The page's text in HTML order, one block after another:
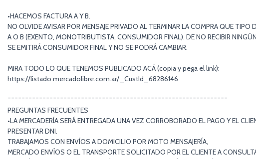
•HACEMOS FACTURA A Y B.
NO OLVIDE AVISAR POR MENSAJE PRIVADO AL TERMINAR LA COMPRA QUE TIPO
A O B (EXENTO, MONOTRIBUTISTA, CONSUMIDOR FINAL). DE NO RECIBIR
SE EMITIRÁ CONSUMIDOR FINAL Y NO SE PODRÁ CAMBIAR.
MIRA TODO LO QUE TENEMOS PUBLICADO ACÁ (copia y pega el link):
https://listado.mercadolibre.com.ar/_CustId_68286146
¯¯¯¯¯¯¯¯¯¯¯¯¯¯¯¯¯¯¯¯¯¯¯¯¯¯¯¯¯¯¯¯¯¯¯¯¯¯¯¯¯¯¯¯¯¯¯¯¯¯¯¯¯¯¯¯¯¯¯¯¯¯¯
PREGUNTAS FRECUENTES
•LA MERCADERÍA SERÁ ENTREGADA UNA VEZ CORROBORADO EL PAGO Y EL
PRESENTAR DNI.
TRABAJAMOS CON ENVÍOS A DOMICILIO POR MOTO MENSAJERÍA,
MERCADO ENVÍOS O EL TRANSPORTE SOLICITADO POR EL CLIENTE A